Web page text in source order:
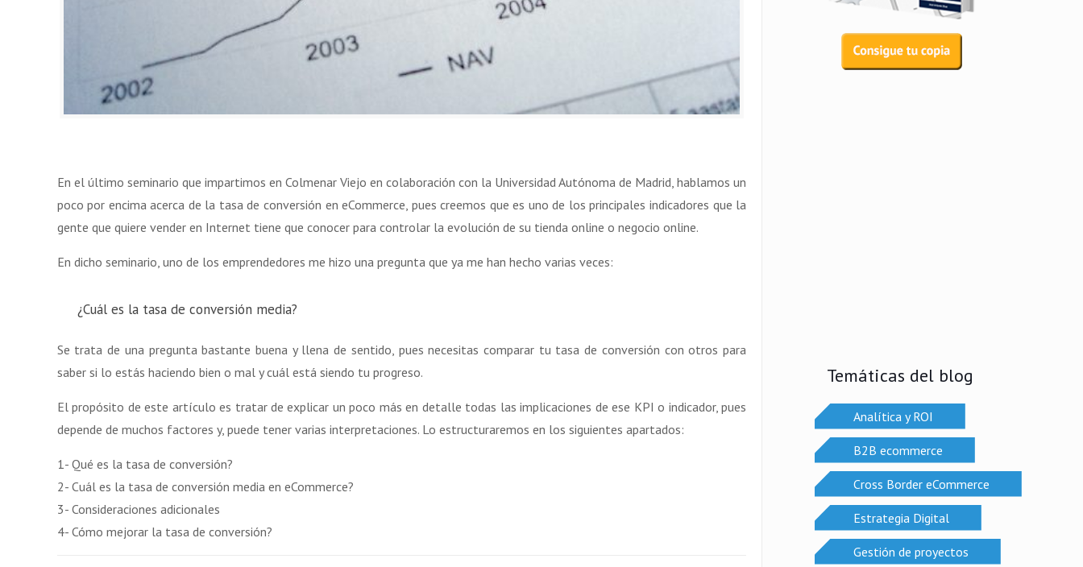
En el último seminario que impartimos en Colmenar Viejo en colaboración con la Universidad Autónoma de Madrid, hablamos un
poco por encima acerca de la tasa de conversión en eCommerce, pues creemos que es uno de los principales indicadores que la
gente que quiere vender en Internet tiene que conocer para controlar la evolución de su tienda online o negocio online.
En dicho seminario, uno de los emprendedores me hizo una pregunta que ya me han hecho varias veces:
¿Cuál es la tasa de conversión media?
Se trata de una pregunta bastante buena y llena de sentido, pues necesitas comparar tu tasa de conversión con otros para
saber si lo estás haciendo bien o mal y cuál está siendo tu progreso.
El propósito de este artículo es tratar de explicar un poco más en detalle todas las implicaciones de ese KPI o indicador, pues
depende de muchos factores y, puede tener varias interpretaciones. Lo estructuraremos en los siguientes apartados:
1- Qué es la tasa de conversión?
2- Cuál es la tasa de conversión media en eCommerce?
3- Consideraciones adicionales
4- Cómo mejorar la tasa de conversión?
Temáticas del blog
Analítica y ROI
B2B ecommerce
Cross Border eCommerce
Estrategia Digital
Gestión de proyectos